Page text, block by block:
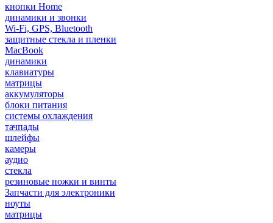
кнопки Home
динамики и звонки
Wi-Fi, GPS, Bluetooth
защитные стекла и пленки
MacBook
динамики
клавиатуры
матрицы
аккумуляторы
блоки питания
системы охлаждения
тачпады
шлейфы
камеры
аудио
стекла
резиновые ножки и винты
Запчасти для электроники
ноуты
матрицы